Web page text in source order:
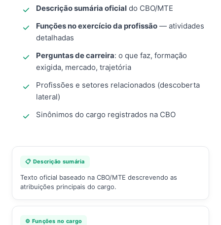
Descrição sumária oficial do CBO/MTE
Funções no exercício da profissão — atividades
detalhadas
Perguntas de carreira: o que faz, formação
exigida, mercado, trajetória
Profissões e setores relacionados (descoberta
lateral)
Sinônimos do cargo registrados na CBO
📋 Descrição sumária
Texto oficial baseado na CBO/MTE descrevendo as
atribuições principais do cargo.
⚙️ Funções no cargo